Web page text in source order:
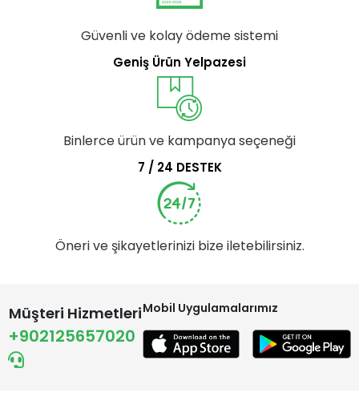
Güvenli ve kolay ödeme sistemi
Geniş Ürün Yelpazesi
Binlerce ürün ve kampanya seçeneği
7 / 24 DESTEK
Öneri ve şikayetlerinizi bize iletebilirsiniz.
Müşteri Hizmetleri
+902125657020
Mobil Uygulamalarımız